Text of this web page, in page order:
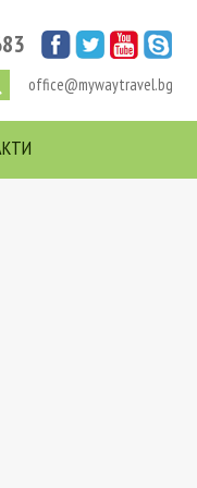
office@mywaytravel.bg